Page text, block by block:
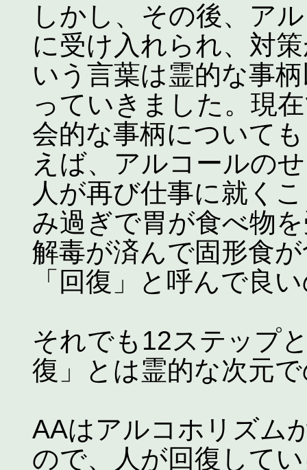
しかし、その後、ア
に受け入れられ、対
いう言葉は霊的な事
っていきました。現
会的な事柄について
えば、アルコールの
人が再び仕事に就く
み過ぎで胃が食べ物
解毒が済んで固形食
「回復」と呼んで良
それでも12ステップ
復」とは霊的な次元
AAはアルコホリズム
ので、人が回復して